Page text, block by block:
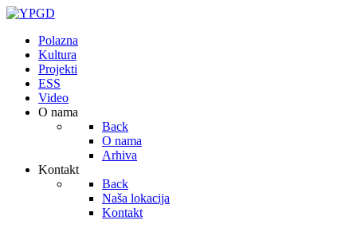
Polazna
Kultura
Projekti
ESS
Video
O nama
Back
O nama
Arhiva
Kontakt
Back
Naša lokacija
Kontakt